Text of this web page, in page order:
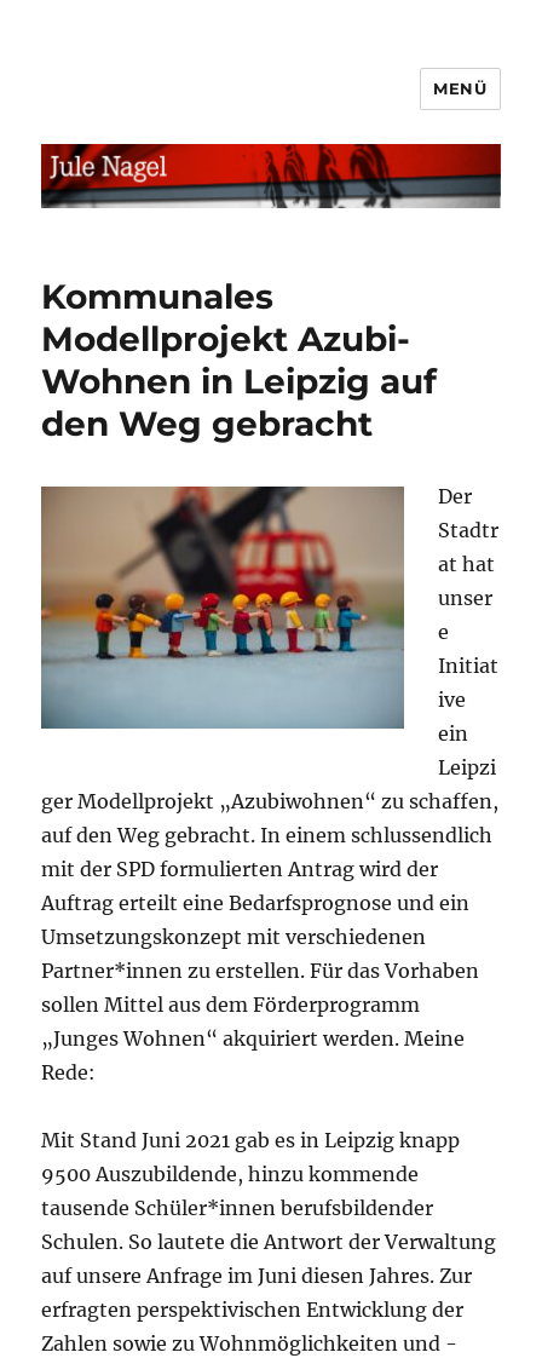
MENÜ
Kommunales
Modellprojekt Azubi-
Wohnen in Leipzig auf
den Weg gebracht
Der
Stadtr
at hat
unser
e
Initiat
ive
ein
Leipzi
ger Modellprojekt „Azubiwohnen“ zu schaffen,
auf den Weg gebracht. In einem schlussendlich
mit der SPD formulierten Antrag wird der
Auftrag erteilt eine Bedarfsprognose und ein
Umsetzungskonzept mit verschiedenen
Partner*innen zu erstellen. Für das Vorhaben
sollen Mittel aus dem Förderprogramm
„Junges Wohnen“ akquiriert werden. Meine
Rede:
Mit Stand Juni 2021 gab es in Leipzig knapp
9500 Auszubildende, hinzu kommende
tausende Schüler*innen berufsbildender
Schulen. So lautete die Antwort der Verwaltung
auf unsere Anfrage im Juni diesen Jahres. Zur
erfragten perspektivischen Entwicklung der
Zahlen sowie zu Wohnmöglichkeiten und -